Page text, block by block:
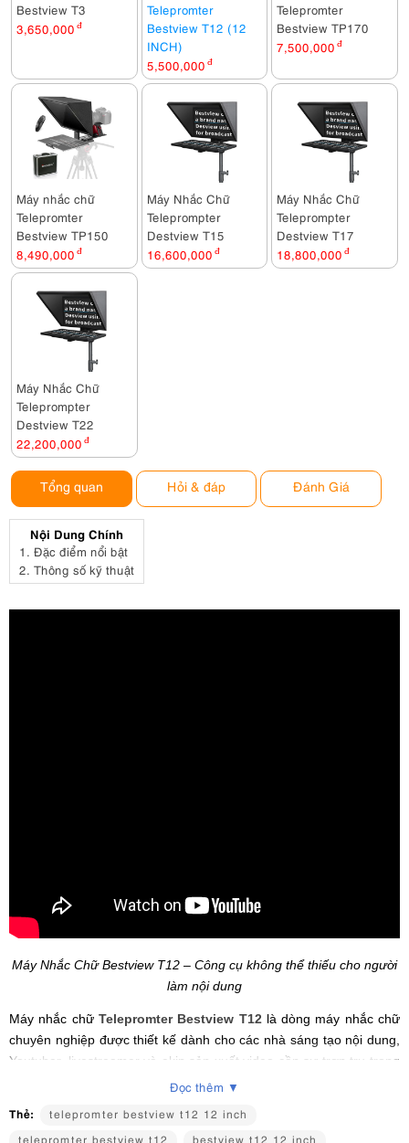
Bestview T3
3,650,000 đ
Telepromter
Bestview T12 (12
INCH)
5,500,000 đ
Telepromter
Bestview TP170
7,500,000 đ
Máy nhắc chữ
Telepromter
Bestview TP150
8,490,000 đ
Máy Nhắc Chữ
Teleprompter
Destview T15
16,600,000 đ
Máy Nhắc Chữ
Teleprompter
Destview T17
18,800,000 đ
Máy Nhắc Chữ
Teleprompter
Destview T22
22,200,000 đ
Tổng quan Hỏi & đáp Đánh Giá
Nội Dung Chính
1. Đặc điểm nổi bật
2. Thông số kỹ thuật
Máy Nhắc Chữ Bestview T12 – Công cụ không thể thiếu cho người
làm nội dung
Máy nhắc chữ Telepromter Bestview T12là dòng máy nhắc chữ
chuyên nghiệp được thiết kế dành cho các nhà sáng tạo nội dung,
Youtuber, livestreamer và ekip sản xuất video cần sự trơn tru trong
quá trình ghi hình. Với kích thước màn hình 12 inch lớn, sản phẩm
trước ống kính mà không cần phải ghi nhớ toàn bộ nội dung.
Đọc thêm ▼
Thẻ:
telepromter bestview t12 12 inch
telepromter bestview t12
bestview t12 12 inch